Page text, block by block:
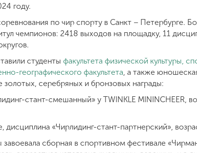
году.
по чир спорту в Санкт – Петербурге.
чемпионов: 2418 выходов на площадку, 11
студенты факультета физической культуры,
географического факультета, а также
серебряных и бронзовых награды:
стант-смешанный» у TWINKLE MININCHEER,
дисциплина «Чирлидинг-стант-партнерский»,
сборная в спортивном фестивале